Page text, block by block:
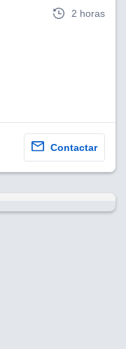
2 horas
Contactar